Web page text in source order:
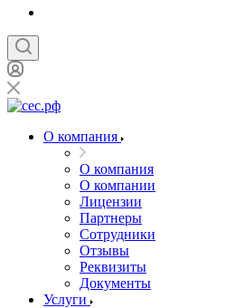
О компания
О компания
О компании
Лицензии
Партнеры
Сотрудники
Отзывы
Реквизиты
Документы
Услуги